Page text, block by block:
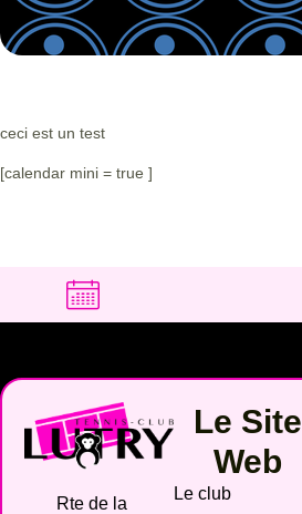
ceci est un test
[calendar mini = true ]
Rte de la
Le Site
Web
Le club